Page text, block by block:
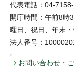
代表電話：04-
開庁時間：午前8
曜日、祝日、年末
法人番号：
お問い合わせ・